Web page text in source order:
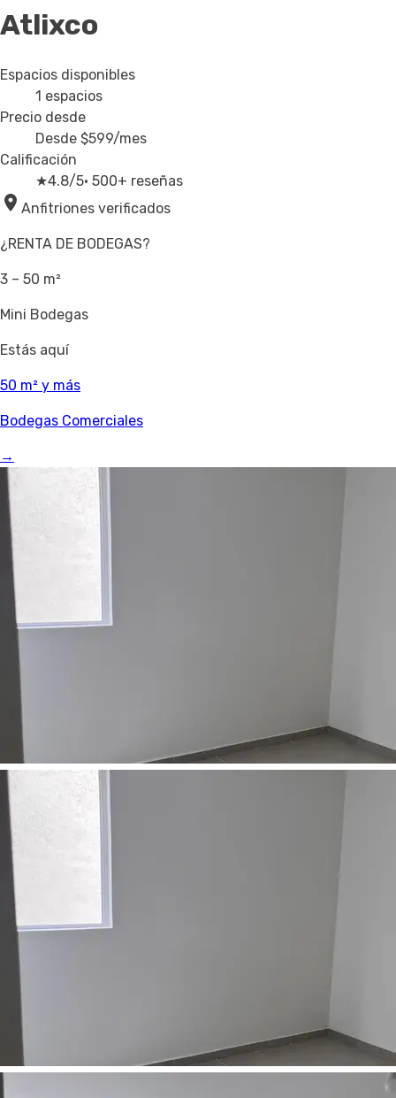
Atlixco
Espacios disponibles
1 espacios
Precio desde
Desde $599/mes
Calificación
★4.8/5· 500+ reseñas
Anfitriones verificados
¿RENTA DE BODEGAS?
3 – 50 m²
Mini Bodegas
Estás aquí
50 m² y más
Bodegas Comerciales
→